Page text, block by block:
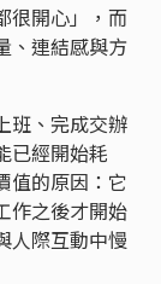
很開心」，而
、連結感與方
班、完成交辦
已經開始耗
值的原因：它
作之後才開始
人際互動中慢